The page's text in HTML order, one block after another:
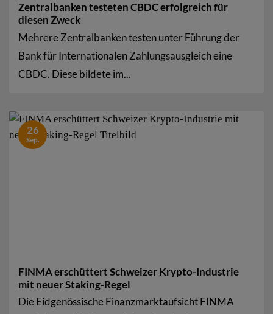
Zentralbanken testeten CBDC erfolgreich für
diesen Zweck
Mehrere Zentralbanken testen unter Führung der
Bank für Internationalen Zahlungsausgleich eine
CBDC. Diese bildete im...
FINMA erschüttert Schweizer Krypto-Industrie
mit neuer Staking-Regel
Die Eidgenössische Finanzmarktaufsicht FINMA
26
Sep.